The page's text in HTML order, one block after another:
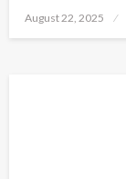
Posted
August 22, 2025